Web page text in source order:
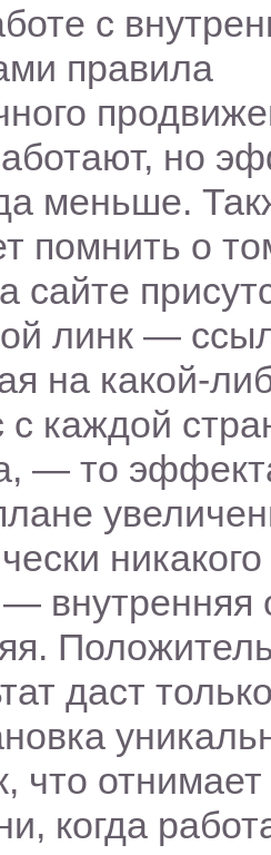
с
правила
но
меньше.
помнить о
сайте
линк ―
на какой-
с каждой
― то
внутренняя
даст
что
когда